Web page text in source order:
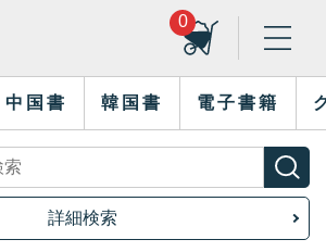
0
中国書 韓国書 電子書籍
詳細検索